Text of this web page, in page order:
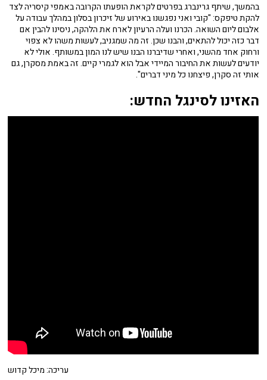
בהמשך, שיתף גרינברג בפרטים לקראת הופעתו הקרובה באמפי קיסריה לצד
להקת טיפקס: "קובי ואני נפגשנו באירוע של זיכרון בסלון במהלך עבודה על
אלבום ליום השואה. הכרנו ועלה הרעיון לארח את הלהקה, ניסינו להבין אם
דבר כזה יכול להתאים, והבנו שכן. זה מה שמגניב, לעשות משהו לא צפוי
ורחוק אחד מהשני, ואחרי שדיברנו הבנו שיש לנו המון במשותף. אולי לא
יודעים לעשות את החיבור המיידי אבל הוא לגמרי קיים. זה באמת מסקרן, גם
אותי זה סקרן, פיצחנו כל מיני דברים".
האזינו לסינגל החדש:
עריכה: מיכל קדוש